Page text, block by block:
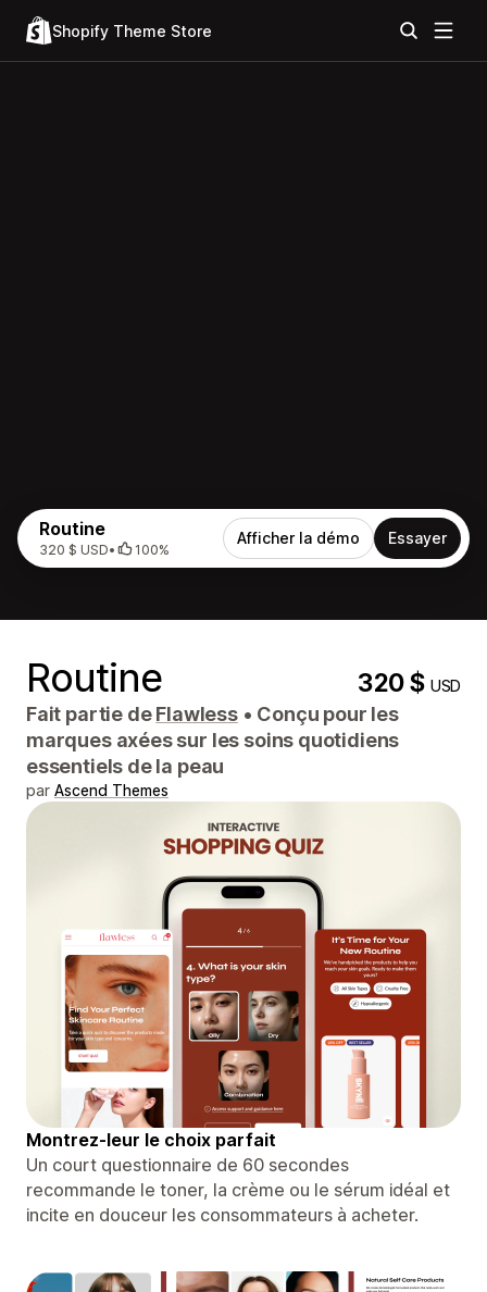
Shopify Theme Store
Routine
320 $ USD• 100%
Afficher la démo Essayer
Routine 320 $USD
Fait partie deFlawless • Conçu pour les
marques axées sur les soins quotidiens
essentiels de la peau
par Ascend Themes
Montrez-leur le choix parfait
Un court questionnaire de 60 secondes
recommande le toner, la crème ou le sérum idéal et
incite en douceur les consommateurs à acheter.